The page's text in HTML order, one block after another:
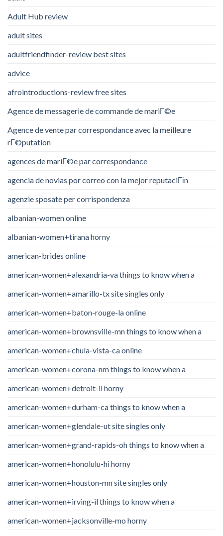
Adult Hub review
adult sites
adultfriendfinder-review best sites
advice
afrointroductions-review free sites
Agence de messagerie de commande de mariГ©e
Agence de vente par correspondance avec la meilleure
rГ©putation
agences de mariГ©e par correspondance
agencia de novias por correo con la mejor reputaciГіn
agenzie sposate per corrispondenza
albanian-women online
albanian-women+tirana horny
american-brides online
american-women+alexandria-va things to know when a
american-women+amarillo-tx site singles only
american-women+baton-rouge-la online
american-women+brownsville-mn things to know when a
american-women+chula-vista-ca online
american-women+corona-nm things to know when a
american-women+detroit-il horny
american-women+durham-ca things to know when a
american-women+glendale-ut site singles only
american-women+grand-rapids-oh things to know when a
american-women+honolulu-hi horny
american-women+houston-mn site singles only
american-women+irving-il things to know when a
american-women+jacksonville-mo horny